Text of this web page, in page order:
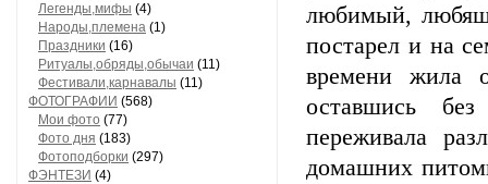
Легенды,мифы (4)
Народы,племена (1)
Праздники (16)
Ритуалы,обряды,обычаи (11)
Фестивали,карнавалы (11)
ФОТОГРАФИИ (568)
Мои фото (77)
Фото дня (183)
Фотоподборки (297)
ФЭНТЕЗИ (4)
любимый,
постарел и на
времени жила
оставшись
переживала
домашних